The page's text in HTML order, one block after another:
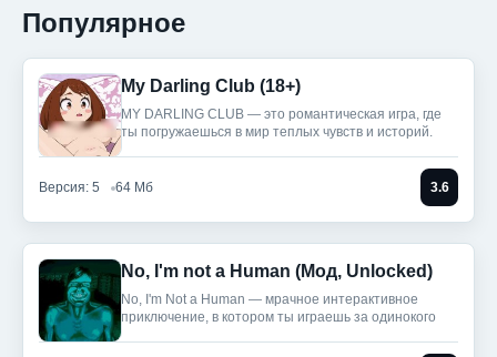
Популярное
My Darling Club (18+)
MY DARLING CLUB — это романтическая игра, где
ты погружаешься в мир теплых чувств и историй.
Версия: 5 64 Мб 3.6
No, I'm not a Human (Мод, Unlocked)
No, I'm Not a Human — мрачное интерактивное
приключение, в котором ты играешь за одинокого